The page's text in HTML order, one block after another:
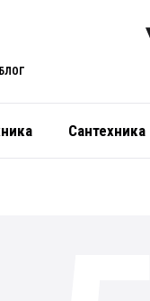
БЛОГ
Сантехника